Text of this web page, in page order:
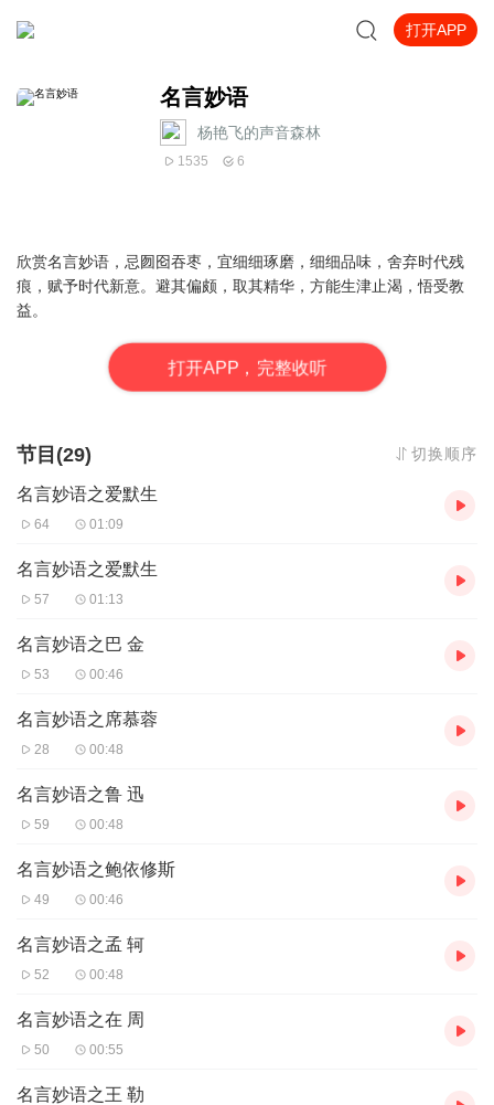
打开APP
名言妙语
杨艳飞的声音森林
1535 6
欣赏名言妙语，忌囫囵吞枣，宜细细琢磨，细细品味，舍弃时代残
痕，赋予时代新意。避其偏颇，取其精华，方能生津止渴，悟受教
益。
打开APP，完整收听
节目(29) 切换顺序
名言妙语之爱默生
64 01:09
名言妙语之爱默生
57 01:13
名言妙语之巴 金
53 00:46
名言妙语之席慕蓉
28 00:48
名言妙语之鲁 迅
59 00:48
名言妙语之鲍依修斯
49 00:46
名言妙语之孟 轲
52 00:48
名言妙语之在 周
50 00:55
名言妙语之王 勒